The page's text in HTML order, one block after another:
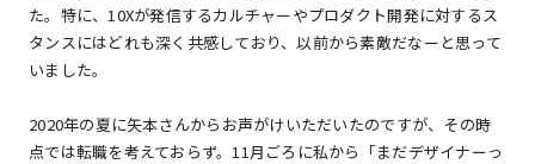
た。特に、10Xが発信するカルチャーやプロダクト開発に対するス
タンスにはどれも深く共感しており、以前から素敵だなーと思って
いました。
2020年の夏に矢本さんからお声がけいただいたのですが、その時
点では転職を考えておらず。11月ごろに私から「まだデザイナーっ